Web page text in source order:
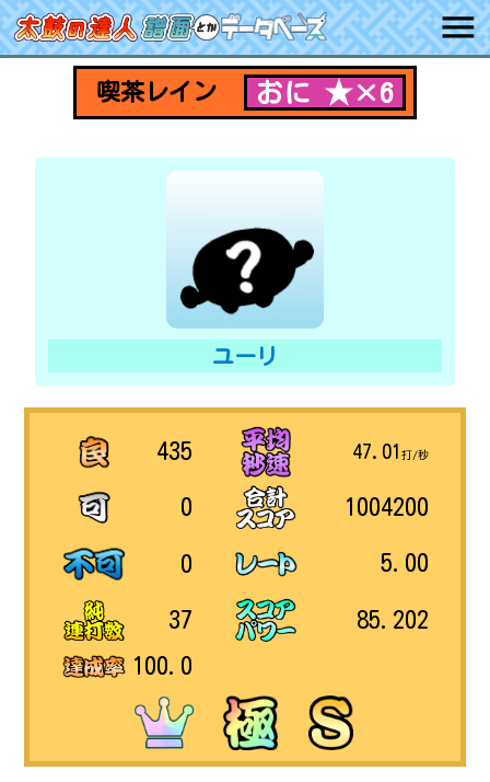
喫茶レイン おに ★×6
ユーリ
435
0
0
37
100.0
47.01打/秒
1004200
5.00
85.202